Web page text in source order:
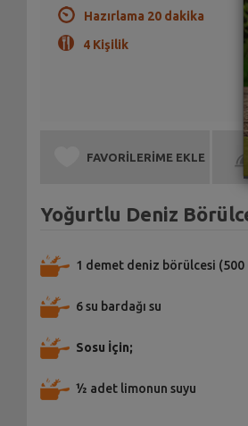
Hazırlama 20 dakika
4 Kişilik
FAVORİLERİME EKLE
Yoğurtlu Deniz
1 demet deniz börülcesi (500
6 su bardağı su
Sosu İçin;
½ adet limonun suyu